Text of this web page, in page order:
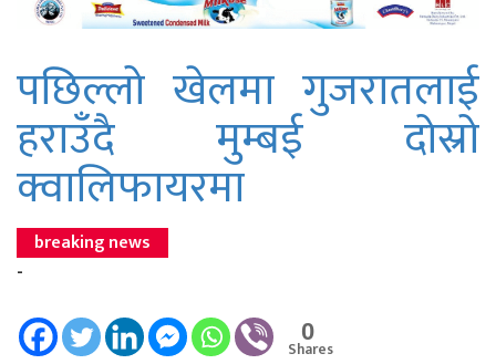
पछिल्लो खेलमा गुजरातलाई
हराउँदै मुम्बई दोस्रो
क्वालिफायरमा
breaking news
-
0
Shares